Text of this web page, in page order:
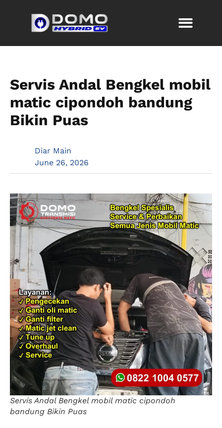
Servis Andal Bengkel mobil
matic cipondoh bandung
Bikin Puas
Diar Main
June 26, 2026
Servis Andal Bengkel mobil matic cipondoh
bandung Bikin Puas